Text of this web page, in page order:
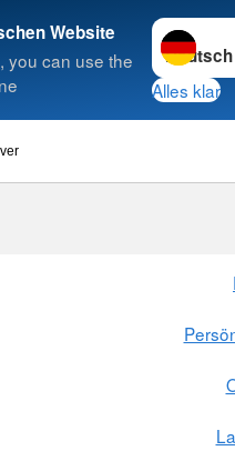
Website
you can use the
Sprache
Alles klar
Suche